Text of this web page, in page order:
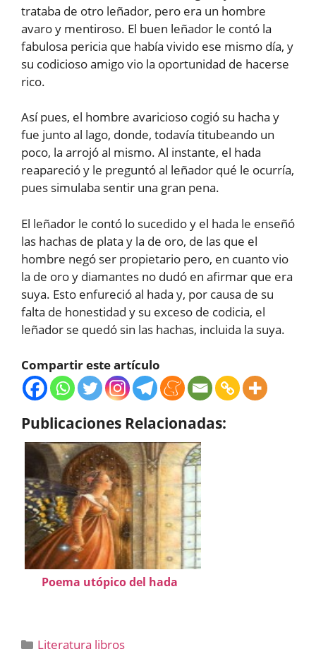
trataba de otro leñador, pero era un hombre
avaro y mentiroso. El buen leñador le contó la
fabulosa pericia que había vivido ese mismo día, y
su codicioso amigo vio la oportunidad de hacerse
rico.
Así pues, el hombre avaricioso cogió su hacha y
fue junto al lago, donde, todavía titubeando un
poco, la arrojó al mismo. Al instante, el hada
reapareció y le preguntó al leñador qué le ocurría,
pues simulaba sentir una gran pena.
El leñador le contó lo sucedido y el hada le enseñó
las hachas de plata y la de oro, de las que el
hombre negó ser propietario pero, en cuanto vio
la de oro y diamantes no dudó en afirmar que era
suya. Esto enfureció al hada y, por causa de su
falta de honestidad y su exceso de codicia, el
leñador se quedó sin las hachas, incluida la suya.
Compartir este artículo
Publicaciones Relacionadas:
Poema utópico del hada
Categorías
Literatura libros